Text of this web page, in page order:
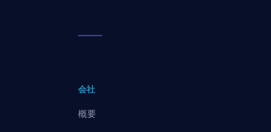
会社
概要